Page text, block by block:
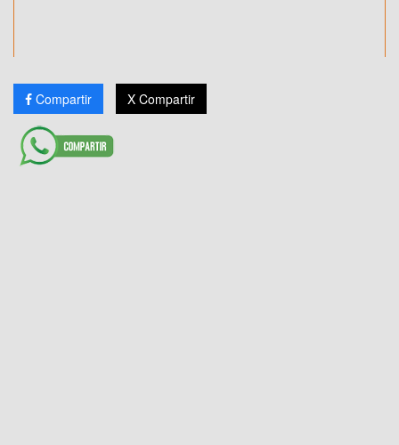
Compartir X Compartir